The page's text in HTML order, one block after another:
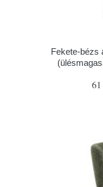
Fekete-bézs